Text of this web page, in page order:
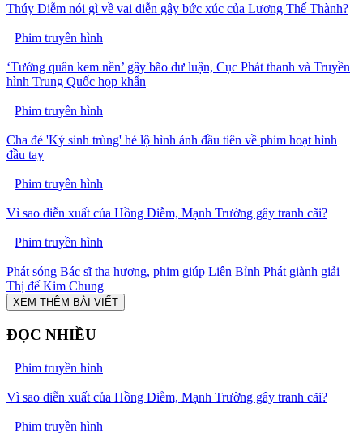
Thúy Diễm nói gì về vai diễn gây bức xúc của Lương Thế Thành?
Phim truyền hình
‘Tướng quân kem nền’ gây bão dư luận, Cục Phát thanh và Truyền
hình Trung Quốc họp khẩn
Phim truyền hình
Cha đẻ 'Ký sinh trùng' hé lộ hình ảnh đầu tiên về phim hoạt hình
đầu tay
Phim truyền hình
Vì sao diễn xuất của Hồng Diễm, Mạnh Trường gây tranh cãi?
Phim truyền hình
Phát sóng Bác sĩ tha hương, phim giúp Liên Bỉnh Phát giành giải
Thị đế Kim Chung
XEM THÊM BÀI VIẾT
ĐỌC NHIỀU
Phim truyền hình
Vì sao diễn xuất của Hồng Diễm, Mạnh Trường gây tranh cãi?
Phim truyền hình